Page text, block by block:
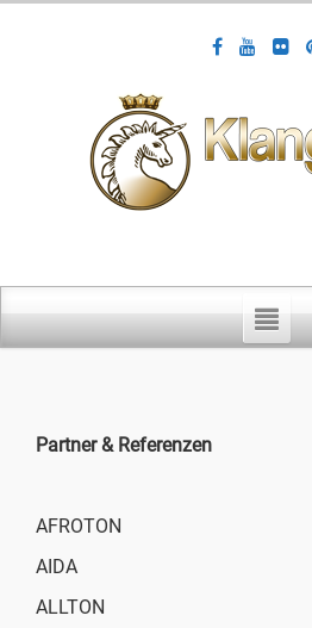
Partner & Referenzen
AFROTON
AIDA
ALLTON